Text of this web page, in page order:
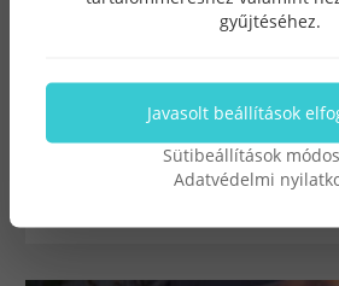
nagyobb számba jelennek meg
évben majd 400 új háztartást
napelemet használnak.
gyűjtéséhez.
Javasolt beállítások
Sütibeállítások
Adatvédelmi